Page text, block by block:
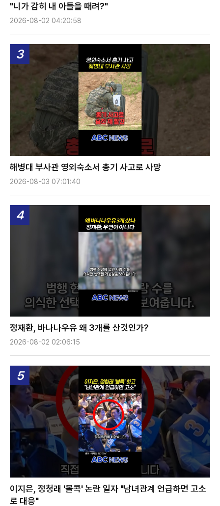
"니가 감히 내 아들을 때려?"
2026-08-02 04:20:58
3
해병대 부사관 영외숙소서 총기 사고로 사망
2026-08-03 07:01:40
4
정재환, 바나나우유 왜 3개를 산것인가?
2026-08-02 02:06:15
5
이지은, 정청래 '볼콕' 논란 일자 "남녀관계 언급하면 고소
로 대응"